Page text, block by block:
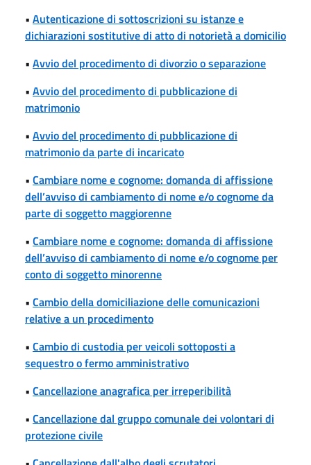
• Autenticazione di sottoscrizioni su istanze e
dichiarazioni sostitutive di atto di notorietà a domicilio
• Avvio del procedimento di divorzio o separazione
• Avvio del procedimento di pubblicazione di
matrimonio
• Avvio del procedimento di pubblicazione di
matrimonio da parte di incaricato
• Cambiare nome e cognome: domanda di affissione
dell’avviso di cambiamento di nome e/o cognome da
parte di soggetto maggiorenne
• Cambiare nome e cognome: domanda di affissione
dell’avviso di cambiamento di nome e/o cognome per
conto di soggetto minorenne
• Cambio della domiciliazione delle comunicazioni
relative a un procedimento
• Cambio di custodia per veicoli sottoposti a
sequestro o fermo amministrativo
• Cancellazione anagrafica per irreperibilità
• Cancellazione dal gruppo comunale dei volontari di
protezione civile